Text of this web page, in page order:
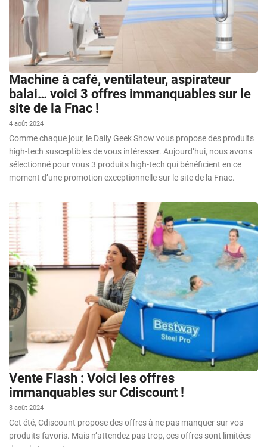
Machine à café, ventilateur, aspirateur
balai… voici 3 offres immanquables sur le
site de la Fnac !
4 août 2024
Comme chaque jour, le Daily Geek Show vous propose des produits
high-tech susceptibles de vous intéresser. Aujourd’hui, nous avons
sélectionné pour vous 3 produits high-tech qui bénéficient en ce
moment d’une promotion exceptionnelle sur le site de la Fnac.
Vente Flash : Voici les offres
immanquables sur Cdiscount !
3 août 2024
Cet été, Cdiscount propose des offres à ne pas manquer sur vos
produits favoris. Mais n’attendez pas trop, ces offres sont limitées